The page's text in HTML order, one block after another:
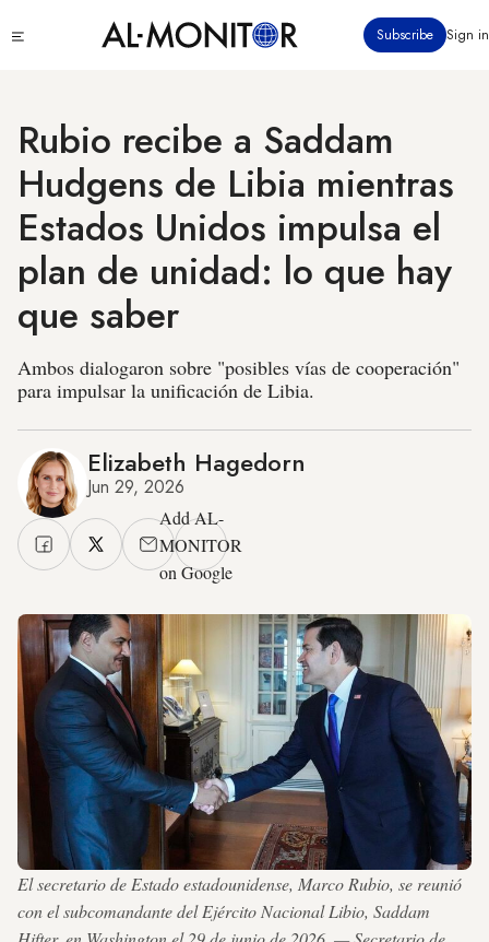
Subscribe Sign in
Rubio recibe a Saddam
Hudgens de Libia mientras
Estados Unidos impulsa el
plan de unidad: lo que hay
que saber
Ambos dialogaron sobre "posibles vías de cooperación"
para impulsar la unificación de Libia.
Elizabeth Hagedorn
Jun 29, 2026
Add AL-
MONITOR
on Google
El secretario de Estado estadounidense, Marco Rubio, se reunió
con el subcomandante del Ejército Nacional Libio, Saddam